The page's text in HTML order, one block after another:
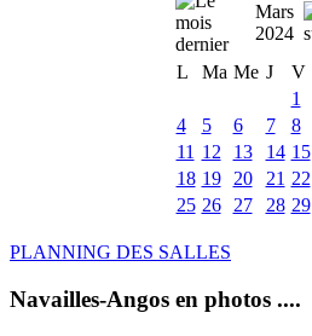
Mars
2024
L
Ma Me J V
1
4
5 6 7 8
11 12 13 14 15
18 19 20 21 22
25 26 27 28 29
PLANNING DES SALLES
Navailles-Angos en photos ....